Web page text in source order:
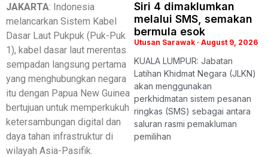
JAKARTA: Indonesia
melancarkan Sistem Kabel
Dasar Laut Pukpuk (Puk-Puk
1), kabel dasar laut merentas
sempadan langsung pertama
yang menghubungkan negara
itu dengan Papua New Guinea
bertujuan untuk memperkukuh
ketersambungan digital dan
daya tahan infrastruktur di
wilayah Asia-Pasifik.
Siri 4 dimaklumkan
melalui SMS, semakan
bermula esok
Utusan Sarawak August 9, 2026
KUALA LUMPUR: Jabatan
Latihan Khidmat Negara (JLKN)
akan menggunakan
perkhidmatan sistem pesanan
ringkas (SMS) sebagai antara
saluran rasmi pemakluman
pemilihan